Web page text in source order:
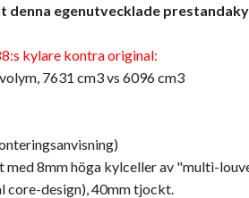
egenutvecklade
kylare kontra original:
7631 cm3 vs 6096 cm3
8mm höga kylceller av "multi-
core-design), 40mm tjockt.